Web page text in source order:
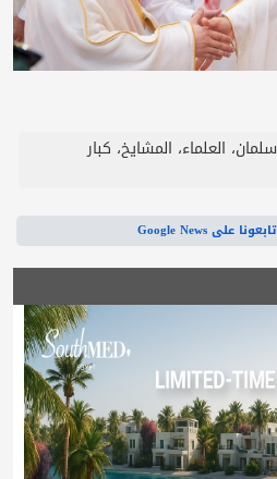
العلماء، المشايخ، كبار
تابعونا على Google News